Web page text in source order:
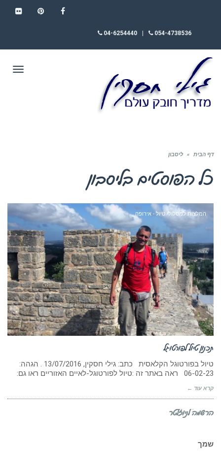
054-4738536
04-6254440
דף הבית » ליסבון
כל הפוסטים בליסבון
המלצות למסלולי טיול - אירופה
תכנון טיול לפורטוגל
טיול בפורטוגל הקלאסית כתב: גילי חסקין, 13/07/2016 . הגהה:
06-02-23 ראה באתר זה :טיול לפורטוגל-לאיים האזוריים ראו גם:
קרא עוד ←
הרשמה לניוזלטר
שמך